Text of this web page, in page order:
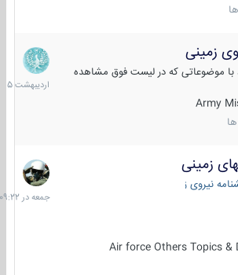
زمینی
موضوعاتی که در لیست فوق مشاهده
Army
27
1405
زمینی
نیروی زمینی
Air force Others Topics
جمعه
در
09:22